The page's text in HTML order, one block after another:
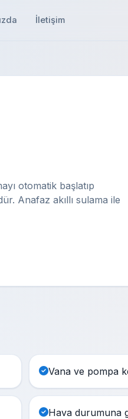
İletişim
otomatik başlatıp
Anafaz akıllı sulama ile
Vana ve pompa
Hava durumuna